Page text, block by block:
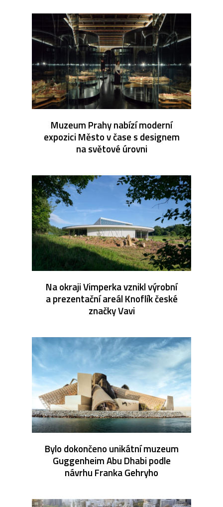
Muzeum Prahy nabízí moderní
expozici Město v čase s designem
na světové úrovni
Na okraji Vimperka vznikl výrobní
a prezentační areál Knoflík české
značky Vavi
Bylo dokončeno unikátní muzeum
Guggenheim Abu Dhabi podle
návrhu Franka Gehryho